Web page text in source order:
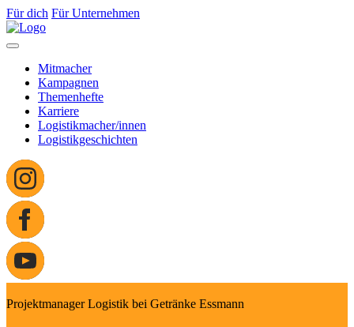
Für dich Für Unternehmen
Mitmacher
Kampagnen
Themenhefte
Karriere
Logistikmacher/innen
Logistikgeschichten
Projektmanager Logistik bei Getränke Essmann